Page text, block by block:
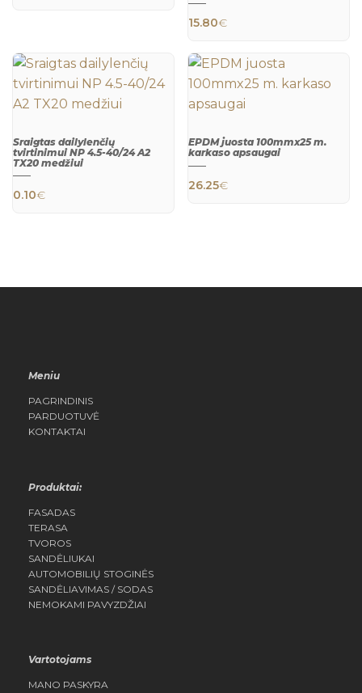
15.80€
Sraigtas dailylenčių
tvirtinimui NP 4.5-40/24 A2
TX20 medžiui
0.10€
EPDM juosta 100mmx25 m.
karkaso apsaugai
26.25€
Meniu
PAGRINDINIS
PARDUOTUVĖ
KONTAKTAI
Produktai:
FASADAS
TERASA
TVOROS
SANDĖLIUKAI
AUTOMOBILIŲ STOGINĖS
SANDĖLIAVIMAS / SODAS
NEMOKAMI PAVYZDŽIAI
Vartotojams
MANO PASKYRA